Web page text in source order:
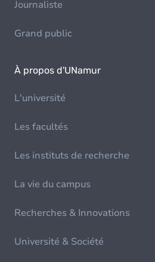
Journaliste
Grand public
À propos d'UNamur
L'université
Les facultés
Les instituts de recherche
La vie du campus
Recherches & Innovations
Université & Société